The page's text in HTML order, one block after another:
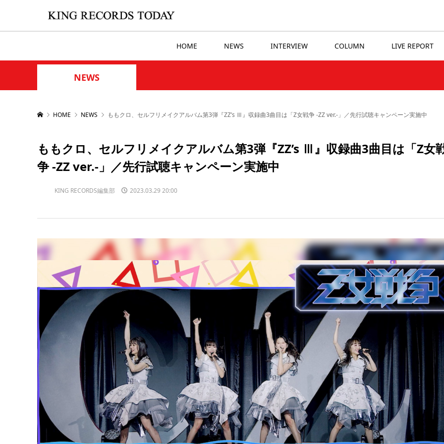
HOME NEWS INTERVIEW COLUMN LIVE REPORT
NEWS
HOME NEWS ももクロ、セルフリメイクアルバム第3弾『ZZ’s Ⅲ』収録曲3曲目は「Z女戦争 -ZZ ver.-」／先行試聴キャンペーン実施中
ももクロ、セルフリメイクアルバム第3弾『ZZ’s Ⅲ』収録曲3曲目は「Z女
争 -ZZ ver.-」／先行試聴キャンペーン実施中
KING RECORDS編集部 2023.03.29 20:00